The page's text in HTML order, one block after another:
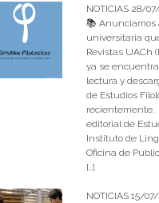
NOTICIAS 28/
📚 Anunciamos
universitaria
Revistas UACh
ya se
lectura y
de Estudios
recientemente.
editorial de
Instituto de
Oficina de
[…]
NOTICIAS 15/